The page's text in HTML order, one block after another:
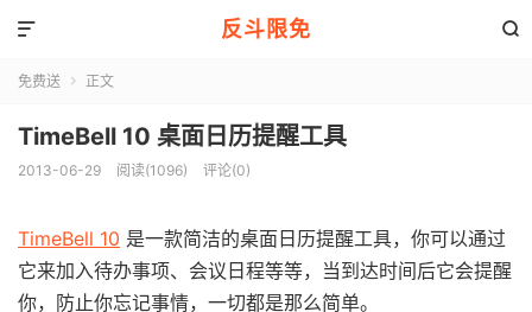
反斗限免 

免费送  正文
TimeBell 10 桌面日历提醒工具
2013-06-29 阅读(1096) 评论(0)
TimeBell 10 是一款简洁的桌面日历提醒工具，你可以通过
它来加入待办事项、会议日程等等，当到达时间后它会提醒
你，防止你忘记事情，一切都是那么简单。